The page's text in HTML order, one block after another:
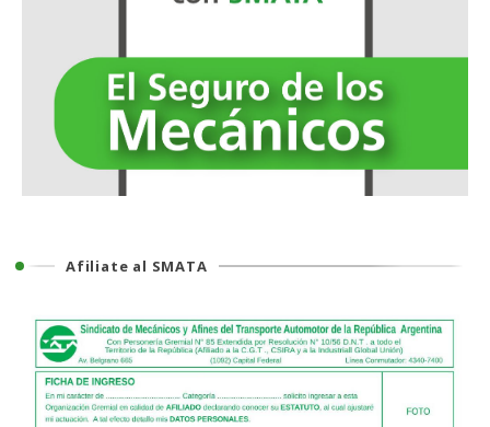
Afiliate al SMATA